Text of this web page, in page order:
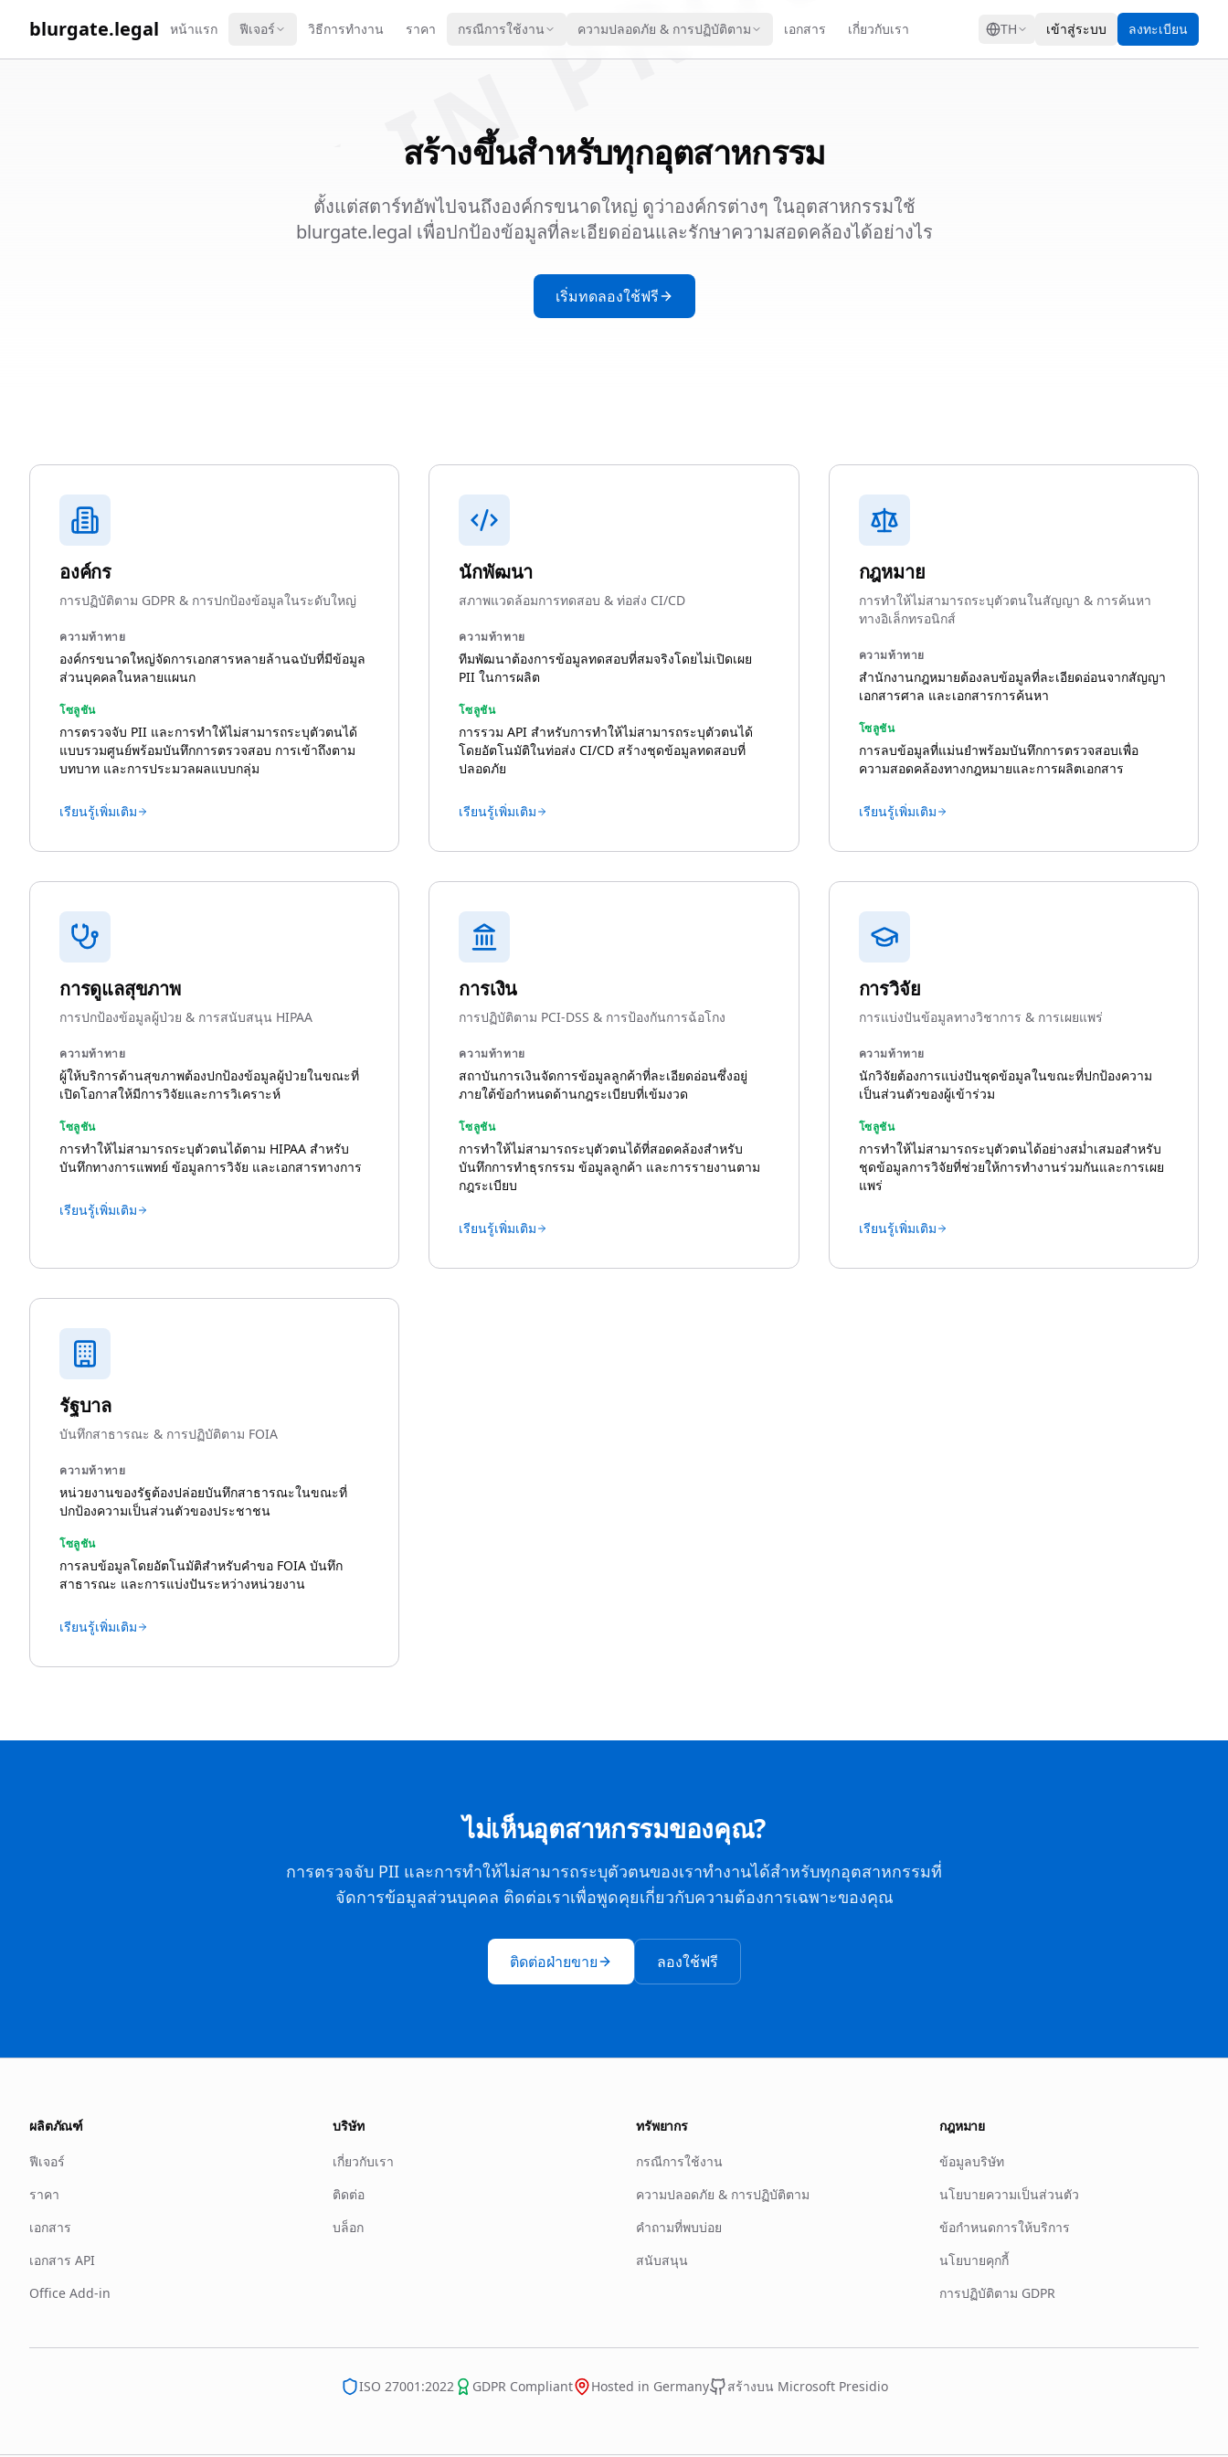
blurgate.legal หน้าแรก ฟีเจอร์ วิธีการทำงาน ราคา กรณีการใช้งาน ความปลอดภัย & การปฏิบัติตาม เอกสาร เกี่ยวกับเรา TH เข้าสู่ระบบ ลงทะเบียน
สร้างขึ้นสำหรับทุกอุตสาหกรรม
ตั้งแต่สตาร์ทอัพไปจนถึงองค์กรขนาดใหญ่ ดูว่าองค์กรต่างๆ ในอุตสาหกรรมใช้
blurgate.legal เพื่อปกป้องข้อมูลที่ละเอียดอ่อนและรักษาความสอดคล้องได้อย่างไร
เริ่มทดลองใช้ฟรี
องค์กร
การปฏิบัติตาม GDPR & การปกป้องข้อมูลในระดับใหญ่
ความท้าทาย
องค์กรขนาดใหญ่จัดการเอกสารหลายล้านฉบับที่มีข้อมูล
ส่วนบุคคลในหลายแผนก
โซลูชัน
การตรวจจับ PII และการทำให้ไม่สามารถระบุตัวตนได้
แบบรวมศูนย์พร้อมบันทึกการตรวจสอบ การเข้าถึงตาม
บทบาท และการประมวลผลแบบกลุ่ม
เรียนรู้เพิ่มเติม
นักพัฒนา
สภาพแวดล้อมการทดสอบ & ท่อส่ง CI/CD
ความท้าทาย
ทีมพัฒนาต้องการข้อมูลทดสอบที่สมจริงโดยไม่เปิดเผย
PII ในการผลิต
โซลูชัน
การรวม API สำหรับการทำให้ไม่สามารถระบุตัวตนได้
โดยอัตโนมัติในท่อส่ง CI/CD สร้างชุดข้อมูลทดสอบที่
ปลอดภัย
เรียนรู้เพิ่มเติม
กฎหมาย
การทำให้ไม่สามารถระบุตัวตนในสัญญา & การค้นหา
ทางอิเล็กทรอนิกส์
ความท้าทาย
สำนักงานกฎหมายต้องลบข้อมูลที่ละเอียดอ่อนจากสัญญา
เอกสารศาล และเอกสารการค้นหา
โซลูชัน
การลบข้อมูลที่แม่นยำพร้อมบันทึกการตรวจสอบเพื่อ
ความสอดคล้องทางกฎหมายและการผลิตเอกสาร
เรียนรู้เพิ่มเติม
การดูแลสุขภาพ
การปกป้องข้อมูลผู้ป่วย & การสนับสนุน HIPAA
ความท้าทาย
ผู้ให้บริการด้านสุขภาพต้องปกป้องข้อมูลผู้ป่วยในขณะที่
เปิดโอกาสให้มีการวิจัยและการวิเคราะห์
โซลูชัน
การทำให้ไม่สามารถระบุตัวตนได้ตาม HIPAA สำหรับ
บันทึกทางการแพทย์ ข้อมูลการวิจัย และเอกสารทางการ
เรียนรู้เพิ่มเติม
การเงิน
การปฏิบัติตาม PCI-DSS & การป้องกันการฉ้อโกง
ความท้าทาย
สถาบันการเงินจัดการข้อมูลลูกค้าที่ละเอียดอ่อนซึ่งอยู่
ภายใต้ข้อกำหนดด้านกฎระเบียบที่เข้มงวด
โซลูชัน
การทำให้ไม่สามารถระบุตัวตนได้ที่สอดคล้องสำหรับ
บันทึกการทำธุรกรรม ข้อมูลลูกค้า และการรายงานตาม
กฎระเบียบ
เรียนรู้เพิ่มเติม
การวิจัย
การแบ่งปันข้อมูลทางวิชาการ & การเผยแพร่
ความท้าทาย
นักวิจัยต้องการแบ่งปันชุดข้อมูลในขณะที่ปกป้องความ
เป็นส่วนตัวของผู้เข้าร่วม
โซลูชัน
การทำให้ไม่สามารถระบุตัวตนได้อย่างสม่ำเสมอสำหรับ
ชุดข้อมูลการวิจัยที่ช่วยให้การทำงานร่วมกันและการเผย
แพร่
เรียนรู้เพิ่มเติม
รัฐบาล
บันทึกสาธารณะ & การปฏิบัติตาม FOIA
ความท้าทาย
หน่วยงานของรัฐต้องปล่อยบันทึกสาธารณะในขณะที่
ปกป้องความเป็นส่วนตัวของประชาชน
โซลูชัน
การลบข้อมูลโดยอัตโนมัติสำหรับคำขอ FOIA บันทึก
สาธารณะ และการแบ่งปันระหว่างหน่วยงาน
เรียนรู้เพิ่มเติม
ไม่เห็นอุตสาหกรรมของคุณ?
การตรวจจับ PII และการทำให้ไม่สามารถระบุตัวตนของเราทำงานได้สำหรับทุกอุตสาหกรรมที่
จัดการข้อมูลส่วนบุคคล ติดต่อเราเพื่อพูดคุยเกี่ยวกับความต้องการเฉพาะของคุณ
ติดต่อฝ่ายขาย ลองใช้ฟรี
ผลิตภัณฑ์
ฟีเจอร์
ราคา
เอกสาร
เอกสาร API
Office Add-in
บริษัท
เกี่ยวกับเรา
ติดต่อ
บล็อก
ทรัพยากร
กรณีการใช้งาน
ความปลอดภัย & การปฏิบัติตาม
คำถามที่พบบ่อย
สนับสนุน
กฎหมาย
ข้อมูลบริษัท
นโยบายความเป็นส่วนตัว
ข้อกำหนดการให้บริการ
นโยบายคุกกี้
การปฏิบัติตาม GDPR
ISO 27001:2022 GDPR Compliant Hosted in Germany สร้างบน Microsoft Presidio